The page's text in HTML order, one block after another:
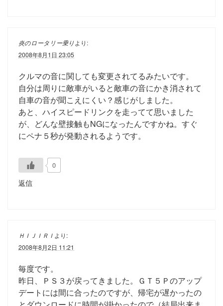
炎のロータリー乗り より:
2008年8月1日 23:05
クルマの音に関しても変更されてるみたいです。
自分は周りに敵車がいると敵車の音にかき消されて
自車の音が聞こえにくい？感じがしました。
あと、ハイスピードリンクを走ってて思いました
が、どんな壁接触もNGになったんですかね。すぐ
にペナ５秒が発動されるようです。
0
返信
ＨＩＪＩＲＩ より:
2008年8月2日 11:21
毎度です。
昨日、ＰＳ３が戻ってきました。ＧＴ５Ｐのアップ
デートには間に合ったのですが、帰宅が遅かったの